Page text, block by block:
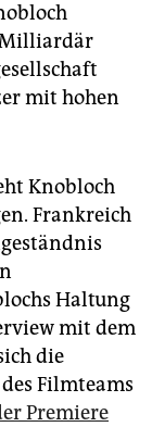
Milliardär
mit hohen
Knobloch
Frankreich
Haltung
mit dem
die
Filmteams
Premiere